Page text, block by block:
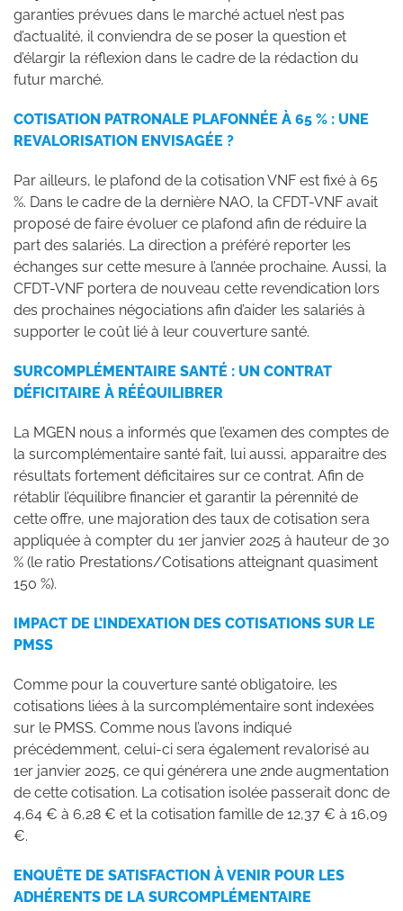
garanties prévues dans le marché actuel n’est pas
d’actualité, il conviendra de se poser la question et
d’élargir la réflexion dans le cadre de la rédaction du
futur marché.
COTISATION PATRONALE PLAFONNÉE À 65 % : UNE
REVALORISATION ENVISAGÉE ?
Par ailleurs, le plafond de la cotisation VNF est fixé à 65
%. Dans le cadre de la dernière NAO, la CFDT-VNF avait
proposé de faire évoluer ce plafond afin de réduire la
part des salariés. La direction a préféré reporter les
échanges sur cette mesure à l’année prochaine. Aussi, la
CFDT-VNF portera de nouveau cette revendication lors
des prochaines négociations afin d’aider les salariés à
supporter le coût lié à leur couverture santé.
SURCOMPLÉMENTAIRE SANTÉ : UN CONTRAT
DÉFICITAIRE À RÉÉQUILIBRER
La MGEN nous a informés que l’examen des comptes de
la surcomplémentaire santé fait, lui aussi, apparaitre des
résultats fortement déficitaires sur ce contrat. Afin de
rétablir l’équilibre financier et garantir la pérennité de
cette offre, une majoration des taux de cotisation sera
appliquée à compter du 1er janvier 2025 à hauteur de 30
% (le ratio Prestations/Cotisations atteignant quasiment
150 %).
IMPACT DE L’INDEXATION DES COTISATIONS SUR LE
PMSS
Comme pour la couverture santé obligatoire, les
cotisations liées à la surcomplémentaire sont indexées
sur le PMSS. Comme nous l’avons indiqué
précédemment, celui-ci sera également revalorisé au
1er janvier 2025, ce qui générera une 2nde augmentation
de cette cotisation. La cotisation isolée passerait donc de
4,64 € à 6,28 € et la cotisation famille de 12,37 € à 16,09
€.
ENQUÊTE DE SATISFACTION À VENIR POUR LES
ADHÉRENTS DE LA SURCOMPLÉMENTAIRE